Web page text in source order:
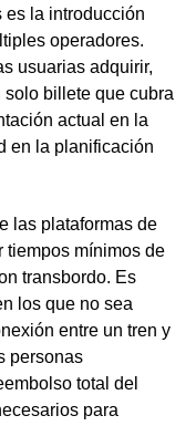
es la introducción
operadores.
usuarias adquirir,
billete que cubra
actual en la
en la planificación
las plataformas de
tiempos mínimos de
transbordo. Es
los que no sea
entre un tren y
personas
total del
para